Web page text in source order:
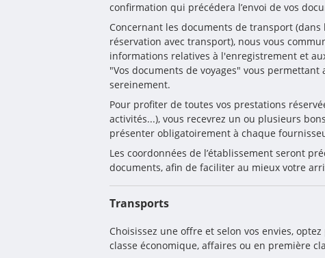
confirmation qui précédera l’envoi de vos
Concernant les documents de transport (dans
réservation avec transport), nous vous
informations relatives à l'enregistrement et
"Vos documents de voyages" vous
sereinement.
Pour profiter de toutes vos prestations
activités...), vous recevrez un ou plusieurs
présenter obligatoirement à chaque
Les coordonnées de l’établissement seront
documents, afin de faciliter au mieux votre
Transports
Choisissez une offre et selon vos envies,
classe économique, affaires ou en première